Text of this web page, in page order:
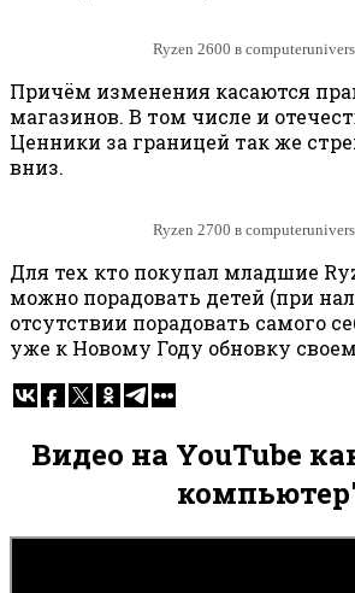
Ryzen 2600 в
Причём изменения касаются
магазинов. В том числе и
Ценники за границей так же
вниз.
Ryzen 2700 в
Для тех кто покупал младшие
можно порадовать детей (при
отсутствии порадовать самого
уже к Новому Году обновку
Видео на YouTube